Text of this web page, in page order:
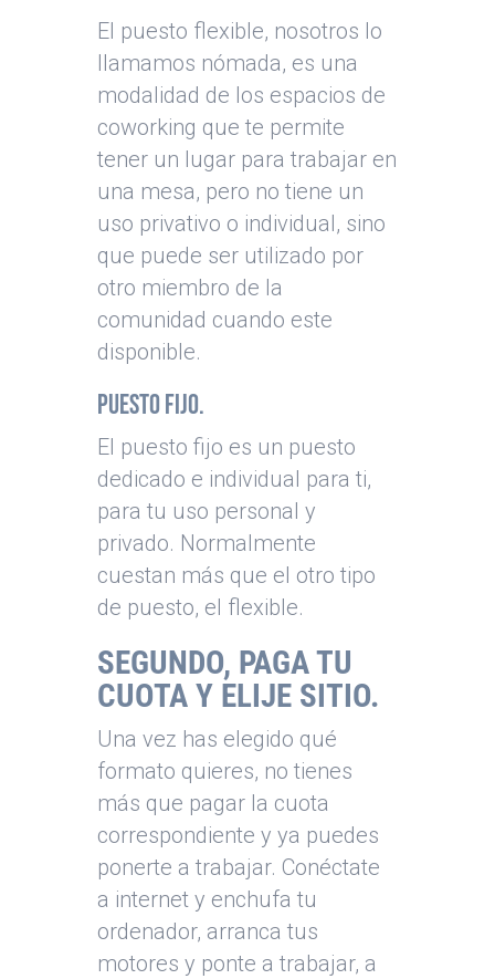
El puesto flexible, nosotros lo
llamamos nómada, es una
modalidad de los espacios de
coworking que te permite
tener un lugar para trabajar en
una mesa, pero no tiene un
uso privativo o individual, sino
que puede ser utilizado por
otro miembro de la
comunidad cuando este
disponible.
Puesto Fijo.
El puesto fijo es un puesto
dedicado e individual para ti,
para tu uso personal y
privado. Normalmente
cuestan más que el otro tipo
de puesto, el flexible.
SEGUNDO, PAGA TU
CUOTA Y ELIJE SITIO.
Una vez has elegido qué
formato quieres, no tienes
más que pagar la cuota
correspondiente y ya puedes
ponerte a trabajar. Conéctate
a internet y enchufa tu
ordenador, arranca tus
motores y ponte a trabajar, a